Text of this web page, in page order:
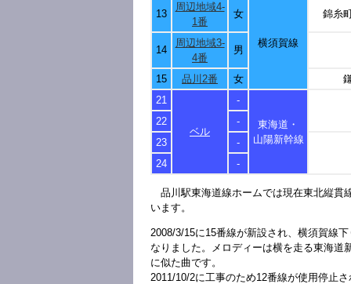
13
周辺地域4-
1番
女
横須賀線
錦糸
14
周辺地域3-
4番
男
15 品川2番 女
21
ベル
-
東海道・
山陽新幹線
22
-
23
-
24
-
品川駅東海道線ホームでは現在東北縦貫
います。
2008/3/15に15番線が新設され、横須賀線
なりました。メロディーは横を走る東海道
に似た曲です。
2011/10/2に工事のため12番線が使用停止